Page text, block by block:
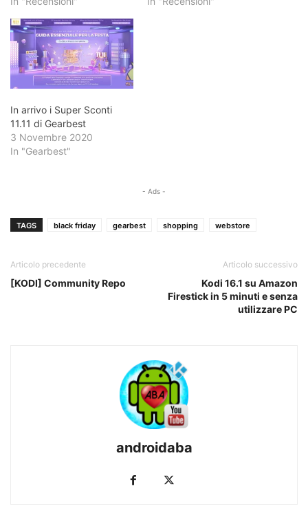
In arrivo i Super Sconti
11.11 di Gearbest
3 Novembre 2020
In "Gearbest"
- Ads -
TAGS black friday gearbest shopping webstore
Articolo precedente
[KODI] Community Repo
Articolo successivo
Kodi 16.1 su Amazon
Firestick in 5 minuti e senza
utilizzare PC
androidaba